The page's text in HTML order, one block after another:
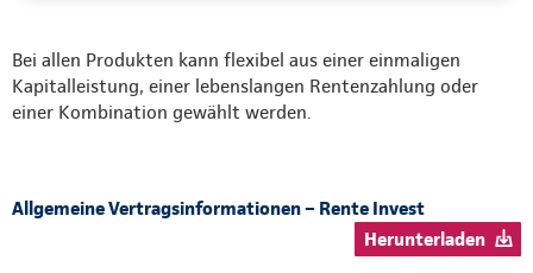
Bei allen Produkten kann flexibel aus einer einmaligen
Kapitalleistung, einer lebenslangen Rentenzahlung oder
einer Kombination gewählt werden.
Allgemeine Vertragsinformationen – Rente Invest
Herunterladen